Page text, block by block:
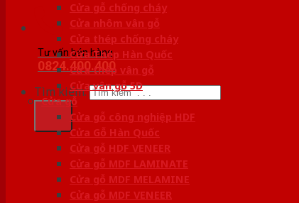
Tư vấn bán hàng
0824.400.400
Tìm kiếm:
Cửa gỗ chống cháy
Cửa nhôm vân gỗ
Cửa thép chống cháy
Cửa Thép Hàn Quốc
Cửa thép vân gỗ
Cửa vân gỗ 5D
Cửa gỗ
Cửa gỗ công nghiệp HDF
Cửa Gỗ Hàn Quốc
Cửa gỗ HDF VENEER
Cửa gỗ MDF LAMINATE
Cửa gỗ MDF MELAMINE
Cửa gỗ MDF VENEER